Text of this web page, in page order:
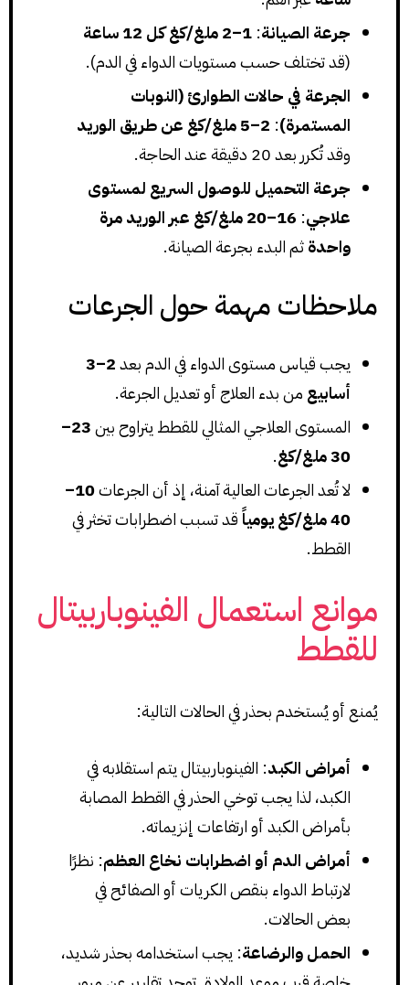
جرعة الصيانة:
1–2 ملغ/كغكل 12 ساعة
(قد تختلف حسب مستويات الدواء في الدم).
الجرعة في حالات الطوارئ (النوبات
المستمرة):
2–5 ملغ/كغ عن طريق الوريد
وقد تُكرر بعد 20 دقيقة عند الحاجة.
جرعة التحميل للوصول السريع لمستوى
علاجي:
16–20 ملغ/كغ عبر الوريد مرة
واحدةثم البدء بجرعة الصيانة.
ملاحظات مهمة حول الجرعات
يجب قياس مستوى الدواء في الدم بعد
2–3
أسابيع من بدء العلاج أو تعديل الجرعة.
المستوى العلاجي المثالي للقطط يتراوح بين
23–
30ملغ/كغ.
لا تُعد الجرعات العالية آمنة، إذ أن الجرعات
10–
40ملغ/كغيومياًقد تسبب اضطرابات تخثر في
القطط.
موانع استعمال الفينوباربيتال
للقطط
يُمنع أو يُستخدم بحذر في الحالات التالية:
أمراض الكبد: الفينوباربيتال يتم استقلابه في
الكبد، لذا يجب توخي الحذر في القطط المصابة
بأمراض الكبد أو ارتفاعات إنزيماته.
أمراض الدم أو اضطرابات نخاع العظم: نظرًا
لارتباط الدواء بنقص الكريات أو الصفائح في
بعض الحالات.
الحمل والرضاعة: يجب استخدامه بحذر شديد،